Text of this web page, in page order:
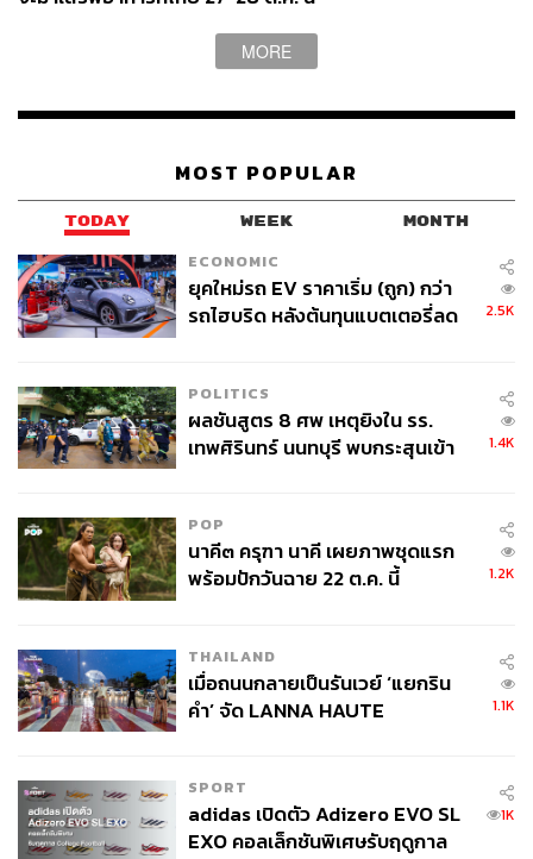
MORE
MOST POPULAR
TODAY WEEK MONTH
ECONOMIC
ยุคใหม่รถ EV ราคาเริ่ม (ถูก) กว่า
รถไฮบริด หลังต้นทุนแบตเตอรี่ลด
2.5K
POLITICS
ผลชันสูตร 8 ศพ เหตุยิงใน รร.
เทพศิรินทร์ นนทบุรี พบกระสุนเข้า
1.4K
POP
นาคี๓ ครุฑา นาคี เผยภาพชุดแรก
พร้อมปักวันฉาย 22 ต.ค. นี้
1.2K
THAILAND
เมื่อถนนกลายเป็นรันเวย์ ‘แยกริน
คำ’ จัด LANNA HAUTE
1.1K
SPORT
adidas เปิดตัว Adizero EVO SL
EXO คอลเล็กชันพิเศษรับฤดูกาล
1K